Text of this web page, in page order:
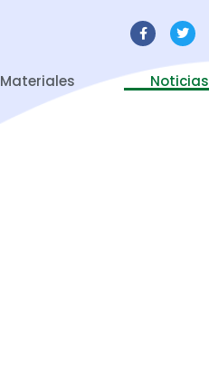
Materiales Noticias